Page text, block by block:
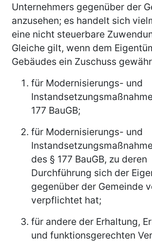
Unternehmers gegenüber der
anzusehen; es handelt sich
eine nicht steuerbare
Gleiche gilt, wenn dem
Gebäudes ein Zuschuss
für Modernisierungs- und
177 BauGB;
für Modernisierungs- und
des § 177 BauGB, zu deren
Durchführung sich der
gegenüber der Gemeinde
verpflichtet hat;
für andere der Erhaltung,
und funktionsgerechten